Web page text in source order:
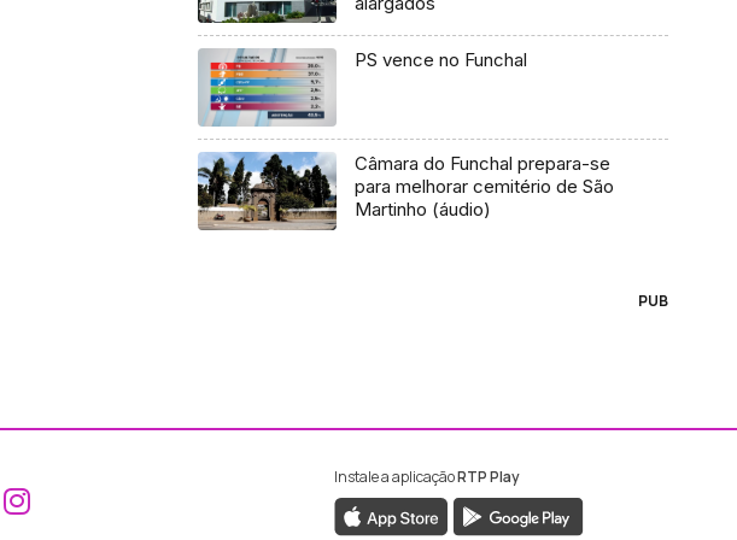
PS vence no Funchal
Câmara do Funchal prepara-se
para melhorar cemitério de São
Martinho (áudio)
PUB
Aceder ao Facebook da RTP Madeira
Aceder ao Instagram da RTP Madeira
Instale a aplicaçãoRTP Play